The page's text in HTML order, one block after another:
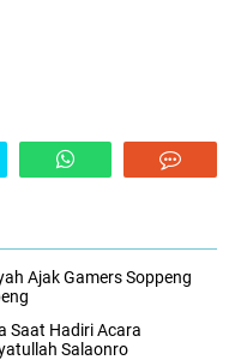
Ajak Gamers Soppeng
Saat Hadiri Acara
Salaonro